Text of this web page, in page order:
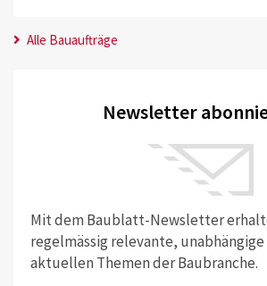
Alle Bauaufträge
Newsletter
Mit dem Baublatt-Newsletter
regelmässig relevante, unabhängige
aktuellen Themen der Baubranche.